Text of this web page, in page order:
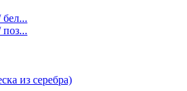
из серебра)